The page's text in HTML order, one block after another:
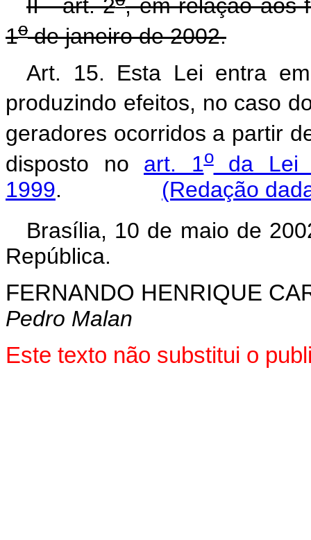
II - art. 2 , em relação aos
1ode janeiro de 2002.
Art. 15. Esta Lei entra
produzindo efeitos, no caso
geradores ocorridos a partir
disposto no art. 1oda Lei
1999. (Redação
Brasília, 10 de maio de
República.
FERNANDO HENRIQUE
Pedro Malan
Este texto não substitui o